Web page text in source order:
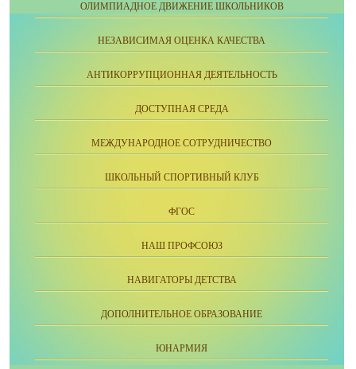
ОЛИМПИАДНОЕ ДВИЖЕНИЕ ШКОЛЬНИКОВ
НЕЗАВИСИМАЯ ОЦЕНКА КАЧЕСТВА
АНТИКОРРУПЦИОННАЯ ДЕЯТЕЛЬНОСТЬ
ДОСТУПНАЯ СРЕДА
МЕЖДУНАРОДНОЕ СОТРУДНИЧЕСТВО
ШКОЛЬНЫЙ СПОРТИВНЫЙ КЛУБ
ФГОС
НАШ ПРОФСОЮЗ
НАВИГАТОРЫ ДЕТСТВА
ДОПОЛНИТЕЛЬНОЕ ОБРАЗОВАНИЕ
ЮНАРМИЯ